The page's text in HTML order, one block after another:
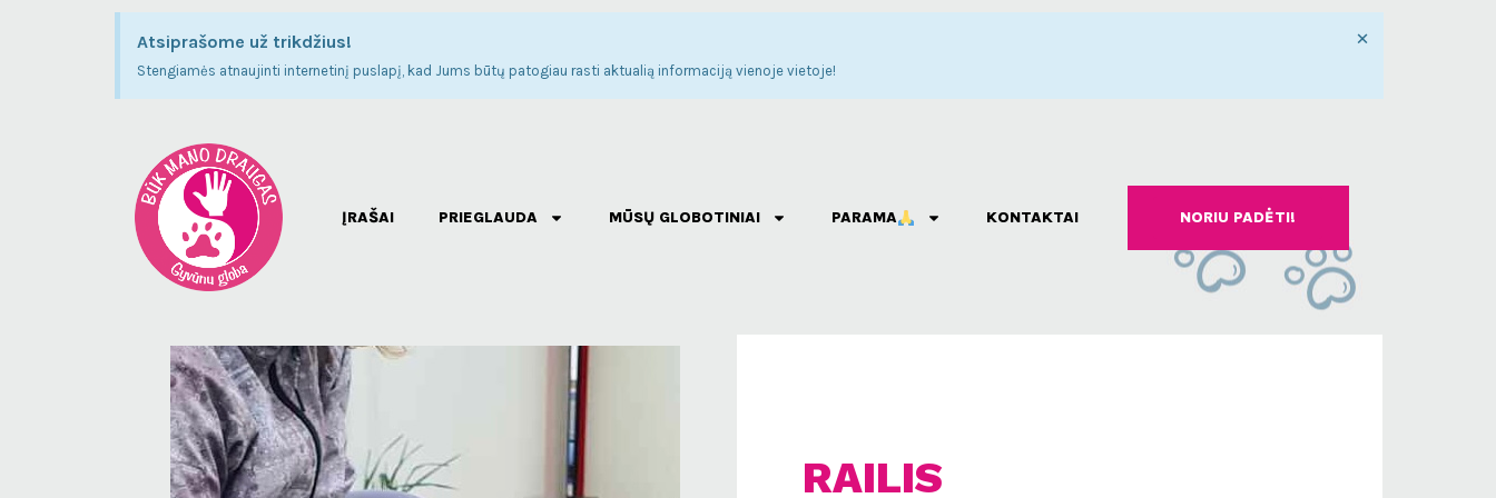
Atsiprašome už trikdžius!
Stengiamės atnaujinti internetinį puslapį, kad Jums būtų patogiau rasti aktualią informaciją vienoje vietoje!
×
ĮRAŠAI PRIEGLAUDA MŪSŲ GLOBOTINIAI PARAMA KONTAKTAI NORIU PADĖTI!
RAILIS